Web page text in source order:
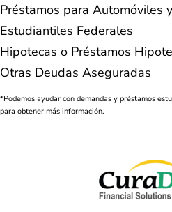
Préstamos para Automóviles
Estudiantiles Federales
Hipotecas o Préstamos
Otras Deudas Aseguradas
*Podemos ayudar con demandas y préstamos
para obtener más información.